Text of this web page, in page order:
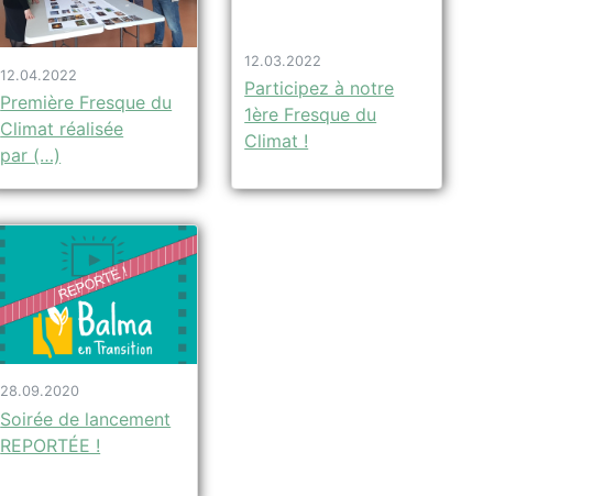
12.04.2022
Première Fresque du
Climat réalisée
par (…)
12.03.2022
Participez à notre
1ère Fresque du
Climat !
28.09.2020
Soirée de lancement
REPORTÉE !